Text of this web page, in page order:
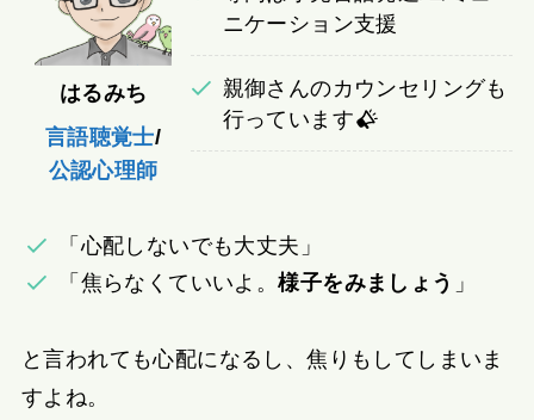
はるみち
言語聴覚士/
公認心理師
ニケーション支援
親御さんのカウンセリングも
行っています
「心配しないでも大丈夫」
「焦らなくていいよ。様子をみましょう 」
と言われても心配になるし、焦りもしてしまいま
すよね。